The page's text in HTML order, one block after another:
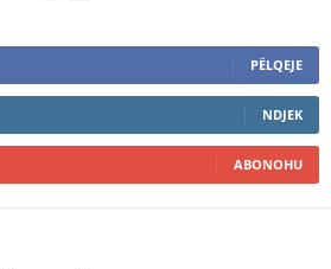
PËLQEJE
NDJEK
ABONOHU